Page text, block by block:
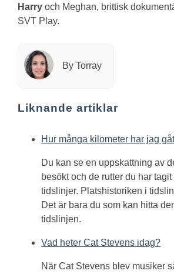
Harry och Meghan, brittisk
SVT Play.
By Torray
Liknande artiklar
Hur många kilometer har jag
Du kan se en uppskattning av
besökt och de rutter du har
tidslinjer. Platshistoriken i
Det är bara du som kan hitta
tidslinjen.
Vad heter Cat Stevens idag?
När Cat Stevens blev musiker